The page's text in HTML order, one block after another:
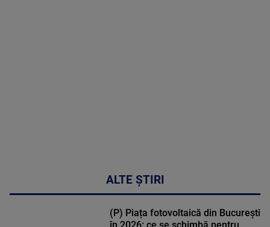
ALTE ȘTIRI
(P) Piața fotovoltaică din București